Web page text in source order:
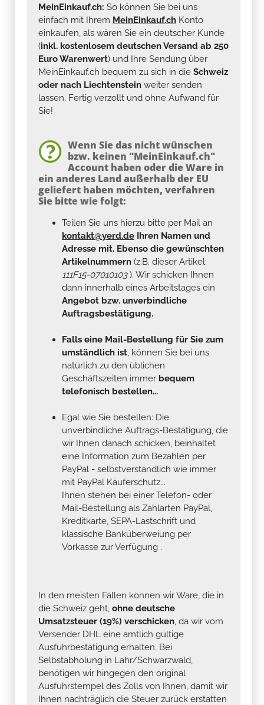
MeinEinkauf.ch: So können Sie bei uns
einfach mit Ihrem MeinEinkauf.ch Konto
einkaufen, als wären Sie ein deutscher Kunde
(inkl. kostenlosem deutschen Versand ab 250
Euro Warenwert) und Ihre Sendung über
MeinEinkauf.ch bequem zu sich in die Schweiz
oder nach Liechtenstein weiter senden
lassen. Fertig verzollt und ohne Aufwand für
Sie!
Wenn Sie das nicht wünschen
bzw. keinen "MeinEinkauf.ch"
Account haben oder die Ware in
ein anderes Land außerhalb der EU
geliefert haben möchten, verfahren
Sie bitte wie folgt:
Teilen Sie uns hierzu bitte per Mail an
kontakt@yerd.de Ihren Namen und
Adresse mit. Ebenso die gewünschten
Artikelnummern (z.B. dieser Artikel:
111F15-07010103). Wir schicken Ihnen
dann innerhalb eines Arbeitstages ein
Angebot bzw. unverbindliche
Auftragsbestätigung.
Falls eine Mail-Bestellung für Sie zum
umständlich ist, können Sie bei uns
natürlich zu den üblichen
Geschäftszeiten immer bequem
telefonisch bestellen...
Egal wie Sie bestellen: Die
unverbindliche Auftrags-Bestätigung, die
wir Ihnen danach schicken, beinhaltet
eine Information zum Bezahlen per
PayPal - selbstverständlich wie immer
mit PayPal Käuferschutz...
Ihnen stehen bei einer Telefon- oder
Mail-Bestellung als Zahlarten PayPal,
Kreditkarte, SEPA-Lastschrift und
klassische Banküberweiung per
Vorkasse zur Verfügung .
In den meisten Fällen können wir Ware, die in
die Schweiz geht, ohne deutsche
Umsatzsteuer (19%) verschicken, da wir vom
Versender DHL eine amtlich gültige
Ausfuhrbestätigung erhalten. Bei
Selbstabholung in Lahr/Schwarzwald,
benötigen wir hingegen den original
Ausfuhrstempel des Zolls von Ihnen, damit wir
Ihnen nachträglich die Steuer zurück erstatten